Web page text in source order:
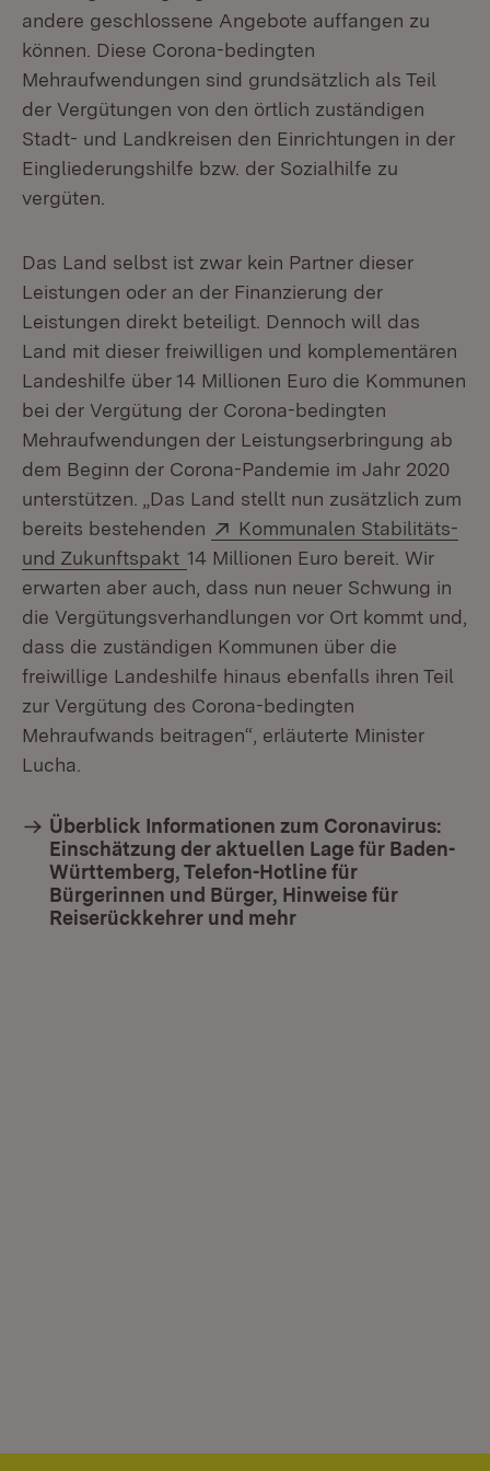
andere geschlossene Angebote auffangen zu
können. Diese Corona-bedingten
Mehraufwendungen sind grundsätzlich als Teil
der Vergütungen von den örtlich zuständigen
Stadt- und Landkreisen den Einrichtungen in der
Eingliederungshilfe bzw. der Sozialhilfe zu
vergüten.
Das Land selbst ist zwar kein Partner dieser
Leistungen oder an der Finanzierung der
Leistungen direkt beteiligt. Dennoch will das
Land mit dieser freiwilligen und komplementären
Landeshilfe über 14 Millionen Euro die Kommunen
bei der Vergütung der Corona-bedingten
Mehraufwendungen der Leistungserbringung ab
dem Beginn der Corona-Pandemie im Jahr 2020
unterstützen. „Das Land stellt nun zusätzlich zum
bereits bestehenden
Extern:
Kommunalen Stabilitäts-
und Zukunftspakt (Öffnet in neuem Fenster)
14 Millionen Euro bereit. Wir
erwarten aber auch, dass nun neuer Schwung in
die Vergütungsverhandlungen vor Ort kommt und,
dass die zuständigen Kommunen über die
freiwillige Landeshilfe hinaus ebenfalls ihren Teil
zur Vergütung des Corona-bedingten
Mehraufwands beitragen“, erläuterte Minister
Lucha.
Überblick Informationen zum Coronavirus:
Einschätzung der aktuellen Lage für Baden-
Württemberg, Telefon-Hotline für
Bürgerinnen und Bürger, Hinweise für
Reiserückkehrer und mehr